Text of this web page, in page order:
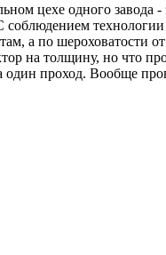
цехе одного
а по
на толщину, но что
проход. Вообще